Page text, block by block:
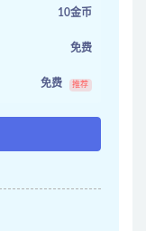
10金币
免费
免费 推荐